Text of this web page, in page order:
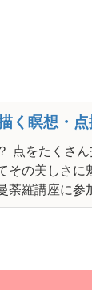
く瞑想・点
点をたくさ
の美しさに
羅講座に参